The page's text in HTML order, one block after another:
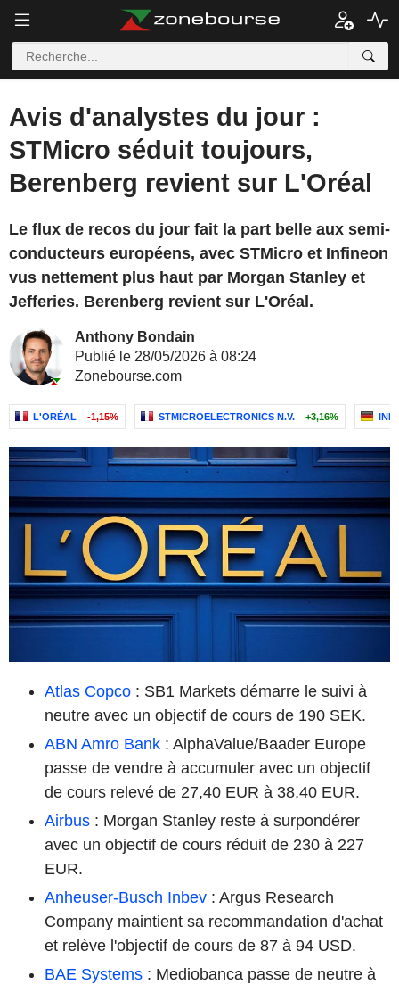
Avis d'analystes du jour :
STMicro séduit toujours,
Berenberg revient sur L'Oréal
Le flux de recos du jour fait la part belle aux semi-
conducteurs européens, avec STMicro et Infineon
vus nettement plus haut par Morgan Stanley et
Jefferies. Berenberg revient sur L'Oréal.
Anthony Bondain
Publié le 28/05/2026 à 08:24
Zonebourse.com
L'ORÉAL -1,15% STMICROELECTRONICS N.V. +3,16%
Atlas Copco : SB1 Markets démarre le suivi à
neutre avec un objectif de cours de 190 SEK.
ABN Amro Bank : AlphaValue/Baader Europe
passe de vendre à accumuler avec un objectif
de cours relevé de 27,40 EUR à 38,40 EUR.
Airbus : Morgan Stanley reste à surpondérer
avec un objectif de cours réduit de 230 à 227
EUR.
Anheuser-Busch Inbev : Argus Research
Company maintient sa recommandation d'achat
et relève l'objectif de cours de 87 à 94 USD.
BAE Systems : Mediobanca passe de neutre à